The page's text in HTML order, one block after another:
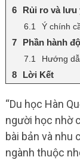
Rủi ro và lưu
Ý chính
Phần hành
Hướng
Lời Kết
“Du học Hàn
người học nhờ
bài bản và nhu
ngành thuộc